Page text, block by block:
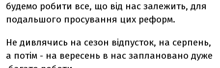
будемо робити все, що від нас залежить, для
подальшого просування цих реформ.
Не дивлячись на сезон відпусток, на серпень,
а потім - на вересень в нас заплановано дуже